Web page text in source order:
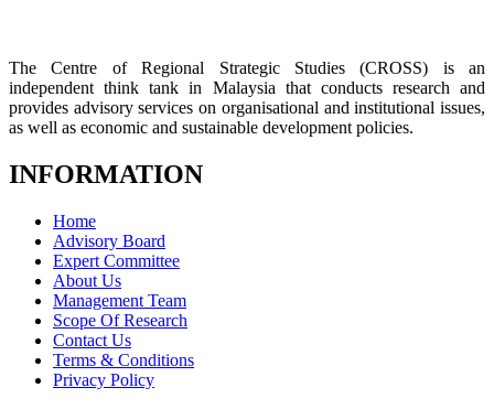
The Centre of Regional Strategic Studies (CROSS) is an
independent think tank in Malaysia that conducts research and
provides advisory services on organisational and institutional issues,
as well as economic and sustainable development policies.
INFORMATION
Home
Advisory Board
Expert Committee
About Us
Management Team
Scope Of Research
Contact Us
Terms & Conditions
Privacy Policy